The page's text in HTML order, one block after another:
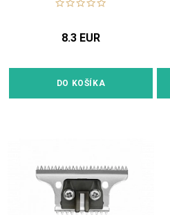
8.3 EUR
DO KOŠÍKA